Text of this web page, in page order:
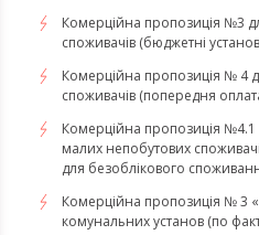
Комерційна пропозиція №3
споживачів (бюджетні
Комерційна пропозиція № 4
споживачів (попередня
Комерційна пропозиція №4.1
малих непобутових
для безоблікового
Комерційна пропозиція № 3
комунальних установ (по